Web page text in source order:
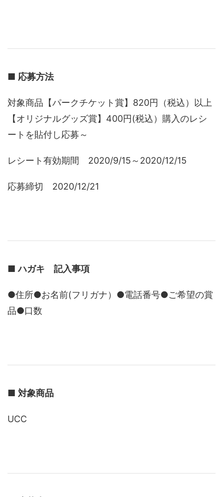
■ 応募方法
対象商品【パークチケット賞】820円（税込）以上
【オリジナルグッズ賞】400円(税込）購入のレシ
ートを貼付し応募～
レシート有効期間 2020/9/15～2020/12/15
応募締切 2020/12/21
■ハガキ 記入事項
●住所●お名前(フリガナ）●電話番号●ご希望の賞
品●口数
■ 対象商品
UCC